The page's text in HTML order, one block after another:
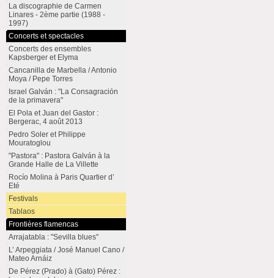
La discographie de Carmen
Linares - 2ème partie (1988 -
1997)
Concerts et spectacles
Concerts des ensembles
Kapsberger et Elyma
Cancanilla de Marbella / Antonio
Moya / Pepe Torres
Israel Galván : "La Consagración
de la primavera"
El Pola et Juan del Gastor :
Bergerac, 4 août 2013
Pedro Soler et Philippe
Mouratoglou
"Pastora" : Pastora Galván à la
Grande Halle de La Villette
Rocío Molina à Paris Quartier d’
Eté
Festivals
Tablaos
Frontières flamencas
Arrajatabla : "Sevilla blues"
L’ Arpeggiata / José Manuel Cano /
Mateo Arnáiz
De Pérez (Prado) à (Gato) Pérez :